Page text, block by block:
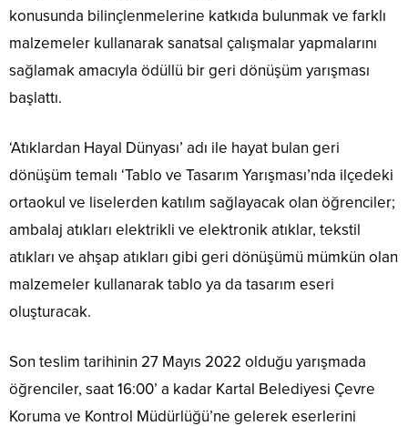
konusunda bilinçlenmelerine katkıda bulunmak ve farklı
malzemeler kullanarak sanatsal çalışmalar yapmalarını
sağlamak amacıyla ödüllü bir geri dönüşüm yarışması
başlattı.
‘Atıklardan Hayal Dünyası’ adı ile hayat bulan geri
dönüşüm temalı ‘Tablo ve Tasarım Yarışması’nda ilçedeki
ortaokul ve liselerden katılım sağlayacak olan öğrenciler;
ambalaj atıkları elektrikli ve elektronik atıklar, tekstil
atıkları ve ahşap atıkları gibi geri dönüşümü mümkün olan
malzemeler kullanarak tablo ya da tasarım eseri
oluşturacak.
Son teslim tarihinin 27 Mayıs 2022 olduğu yarışmada
öğrenciler, saat 16:00’ a kadar Kartal Belediyesi Çevre
Koruma ve Kontrol Müdürlüğü’ne gelerek eserlerini